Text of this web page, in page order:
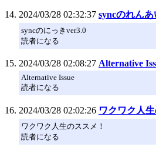
2024/03/28 02:32:37 syncのれん
syncのにっきver3.0
読者になる
2024/03/28 02:08:27 Alternative
Alternative Issue
読者になる
2024/03/28 02:02:26 ワクワク人生
ワクワク人生のススメ！
読者になる